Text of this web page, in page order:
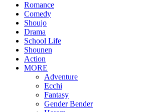
Romance
Comedy
Shoujo
Drama
School Life
Shounen
Action
MORE
Adventure
Ecchi
Fantasy
Gender Bender